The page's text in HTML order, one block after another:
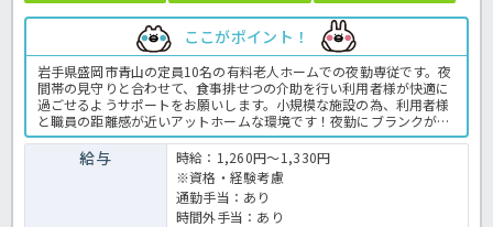
ここがポイント！
岩手県盛岡市青山の定員10名の有料老人ホームでの夜勤専従です。夜
間帯の見守りと合わせて、食事排せつの介助を行い利用者様が快適に
過ごせるようサポートをお願いします。小規模な施設の為、利用者様
と職員の距離感が近いアットホームな環境です！夜勤にブランクがあ
る方も優しく教えていただける環境がございますのでご安心くださ
い！月10～13回の間の勤務となり、お休みは事前にご相談可能ですの
で気になる方はお気軽にお問い合わせください！有料老人ホームでの
介護業務全般です。＜介護職 派遣 有料老人ホームの求人＞
給与
時給：1,260円～1,330円
※資格・経験考慮
通勤手当：あり
時間外手当：あり